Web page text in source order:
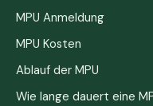
MPU Anmeldung
MPU Kosten
Ablauf der MPU
Wie lange dauert eine